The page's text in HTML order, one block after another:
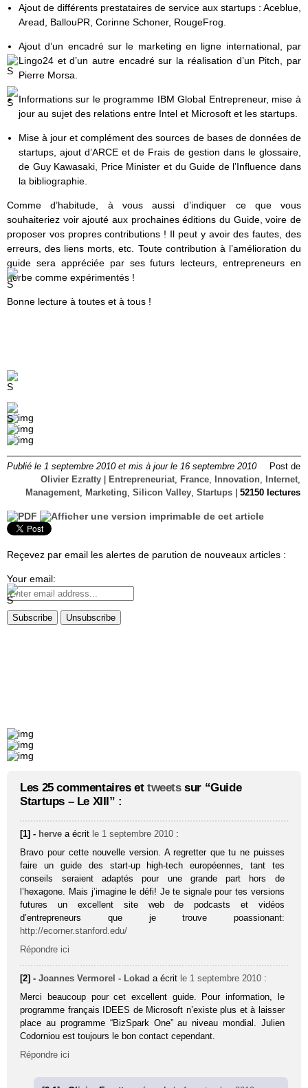
Ajout de différents prestataires de service aux startups : Aceblue,
Aread, BallouPR, Corinne Schoner, RougeFrog.
Ajout d’un encadré sur le marketing en ligne international, par
Lingo24 et d’un autre encadré sur la réalisation d’un Pitch, par
Pierre Morsa.
Informations sur le programme IBM Global Entrepreneur, mise à
jour au sujet des relations entre Intel et Microsoft et les startups.
Mise à jour et complément des sources de bases de données de
startups, ajout d’ARCE et de Frais de gestion dans le glossaire,
de Guy Kawasaki, Price Minister et du Guide de l’Influence dans
la bibliographie.
Comme d’habitude, à vous aussi d’indiquer ce que vous
souhaiteriez voir ajouté aux prochaines éditions du Guide, voire de
proposer vos propres contributions ! Il peut y avoir des fautes, des
erreurs, des liens morts, etc. Toute contribution à l’amélioration du
guide sera appréciée par ses futurs lecteurs, entrepreneurs en
herbe comme expérimentés !
Bonne lecture à toutes et à tous !
Publié le 1 septembre 2010 et mis à jour le 16 septembre 2010
Post de
Olivier Ezratty
Entrepreneuriat, France, Innovation, Internet,
Management, Marketing, Silicon Valley, Startups 52150 lectures
Reçevez par email les alertes de parution de nouveaux articles :
Your email:
Les 25 commentaires et tweetssur “Guide
Startups – Le XIII” :
[1] - herve a écrit le 1 septembre 2010 :
Bravo pour cette nouvelle version. A regretter que tu ne puisses
faire un guide des start-up high-tech européennes, tant tes
conseils seraient adaptés pour une grande part hors de
l’hexagone. Mais j’imagine le défi! Je te signale pour tes versions
futures un excellent site web de podcasts et vidéos
d’entrepreneurs que je trouve poassionant:
http://ecorner.stanford.edu/
Répondre ici
[2] -Joannes Vermorel - Lokad a écrit le 1 septembre 2010 :
Merci beaucoup pour cet excellent guide. Pour information, le
programme français IDEES de Microsoft n’existe plus et à laisser
place au programme “BizSpark One” au niveau mondial. Julien
Codorniou est toujours le bon contact cependant.
Répondre ici